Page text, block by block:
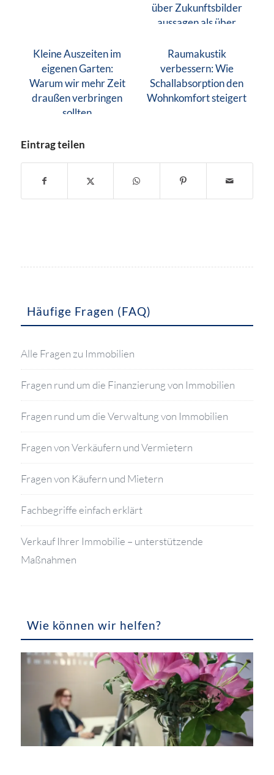
über Zukunftsbilder
aussagen als über
Kleine Auszeiten im
eigenen Garten:
Warum wir mehr Zeit
draußen verbringen
sollten
Raumakustik
verbessern: Wie
Schallabsorption den
Wohnkomfort steigert
Eintrag teilen
Häufige Fragen (FAQ)
Alle Fragen zu Immobilien
Fragen rund um die Finanzierung von Immobilien
Fragen rund um die Verwaltung von Immobilien
Fragen von Verkäufern und Vermietern
Fragen von Käufern und Mietern
Fachbegriffe einfach erklärt
Verkauf Ihrer Immobilie – unterstützende
Maßnahmen
Wie können wir helfen?